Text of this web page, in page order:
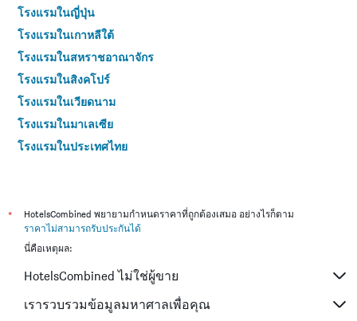
โรงแรมในญี่ปุ่น
โรงแรมในเกาหลีใต้
โรงแรมในสหราชอาณาจักร
โรงแรมในสิงคโปร์
โรงแรมในเวียดนาม
โรงแรมในมาเลเซีย
โรงแรมในประเทศไทย
*
HotelsCombined พยายามกำหนดราคาที่ถูกต้องเสมอ อย่างไรก็ตาม
ราคาไม่สามารถรับประกันได้
นี่คือเหตุผล:
HotelsCombined ไม่ใช่ผู้ขาย
เรารวบรวมข้อมูลมหาศาลเพื่อคุณ